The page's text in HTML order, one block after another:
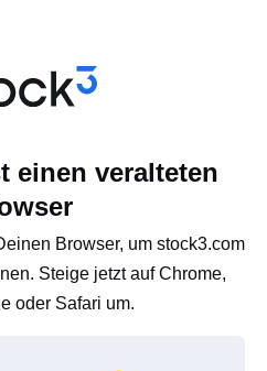
einen veralteten
Browser, um stock3.com
Steige jetzt auf Chrome,
oder Safari um.